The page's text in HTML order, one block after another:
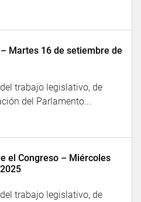
Martes 16 de setiembre de
trabajo legislativo, de
del Parlamento...
el Congreso – Miércoles
trabajo legislativo, de